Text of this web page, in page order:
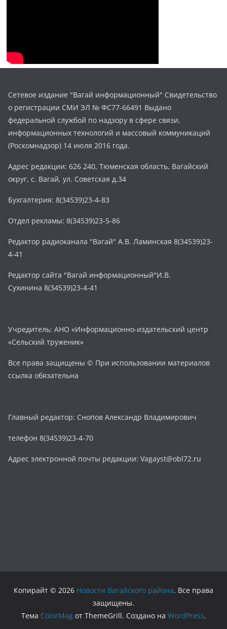
Сетевое издание "Вагай информационный" Свидетельство
о регистрации СМИ ЭЛ № ФС77-66491 Выдано
федеральной службой по надзору в сфере связи,
информационных технологий и массовый коммуникаций
(Роскомнадзор) 14 июля 2016 года.
Адрес редакции: 626 240, Тюменская область, Вагайский
округ, с. Вагай, ул. Советская д.34
Бухгалтерия: 8(34539)23-4-83
Отдел рекламы: 8(34539)23-5-86
Редактор радиоканала "Вагай" А.В. Ламинская 8(34539)23-
4-41
Редактор сайта "Вагай информационный"И.В.
Сухинина 8(34539)23-4-41
Учредитель: АНО «Информационно-издательский центр
«Сельский труженик»
Все права защищены © При использовании материалов
ссылка обязательна
Главный редактор: Снопов Александр Владимирович
телефон 8(34539)23-4-70
Адрес электронной почты редакции: Vagayst@obl72.ru
Копирайт © 2026 Новости Вагайского района. Все права
защищены.
Тема ColorMagот ThemeGrill. Создано на WordPress.